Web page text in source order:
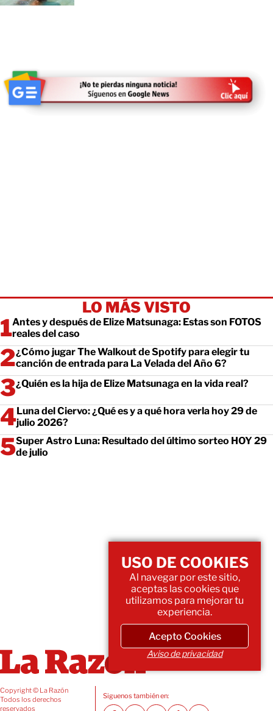
LO MÁS VISTO
Antes y después de Elize Matsunaga: Estas son FOTOS
reales del caso
¿Cómo jugar The Walkout de Spotify para elegir tu
canción de entrada para La Velada del Año 6?
¿Quién es la hija de Elize Matsunaga en la vida real?
Luna del Ciervo: ¿Qué es y a qué hora verla hoy 29 de
julio 2026?
Super Astro Luna: Resultado del último sorteo HOY 29
de julio
Copyright © La Razón
Todos los derechos
reservados
Siguenos también en:
USO DE COOKIES
Al navegar por este sitio,
aceptas las cookies que
utilizamos para mejorar tu
experiencia.
Acepto Cookies
Aviso de privacidad